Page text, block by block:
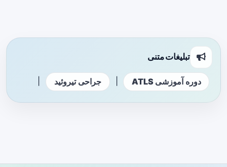
تبلیغات متنی
دوره آموزشی ATLS جراحی تیروئید